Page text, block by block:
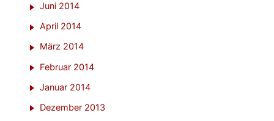
Juni 2014
April 2014
März 2014
Februar 2014
Januar 2014
Dezember 2013